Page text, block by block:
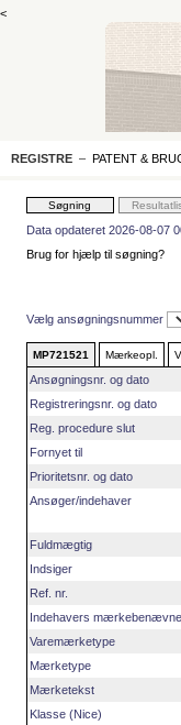
<
REGISTRE – PATENT &
Data opdateret 2026-08-07
Brug for hjælp til søgning?
Vælg ansøgningsnummer
MP721521 Mærkeopl.
Ansøgningsnr. og dato
Registreringsnr. og dato
Reg. procedure slut
Fornyet til
Prioritetsnr. og dato
Ansøger/indehaver
Fuldmægtig
Indsiger
Ref. nr.
Indehavers
Varemærketype
Mærketype
Mærketekst
Klasse (Nice)